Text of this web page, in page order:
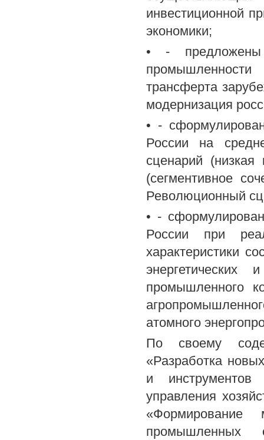
инвестиционной
экономики;
• - предложены
трансферта
модернизация
• -
России на
сценарий (низкая
(сегментивное
Революционный
• -
России при
характеристики
энергетических
промышленного
атомного
По своему
«Разработка
и инструментов
управления
«Формирование
промышленных